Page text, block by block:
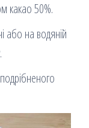
какао 50%.
або на водяній